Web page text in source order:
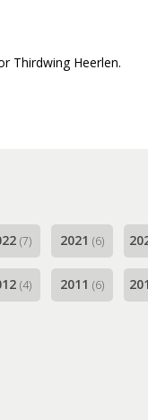
Thirdwing Heerlen.
(7) 2021 (6)
(4) 2011 (6)